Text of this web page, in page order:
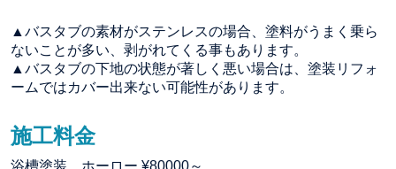
▲バスタブの素材がステンレスの場合、塗料がうまく乗ら
ないことが多い、剥がれてくる事もあります。
▲バスタブの下地の状態が著しく悪い場合は、塗装リフォ
ームではカバー出来ない可能性があります。
施工料金
浴槽塗装 ホーロー ¥80000～